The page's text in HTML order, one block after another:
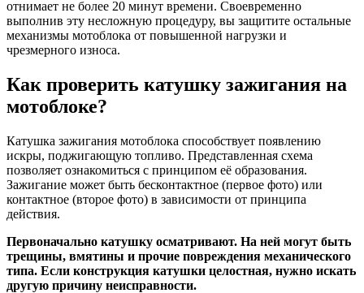
отнимает не более 20 минут времени. Своевременно
выполнив эту несложную процедуру, вы защитите остальные
механизмы мотоблока от повышенной нагрузки и
чрезмерного износа.
Как проверить катушку зажигания на
мотоблоке?
Катушка зажигания мотоблока способствует появлению
искры, поджигающую топливо. Представленная схема
позволяет ознакомиться с принципом её образования.
Зажигание может быть бесконтактное (первое фото) или
контактное (второе фото) в зависимости от принципа
действия.
Первоначально катушку осматривают. На ней могут быть
трещины, вмятины и прочие повреждения механического
типа. Если конструкция катушки целостная, нужно искать
другую причину неисправности.